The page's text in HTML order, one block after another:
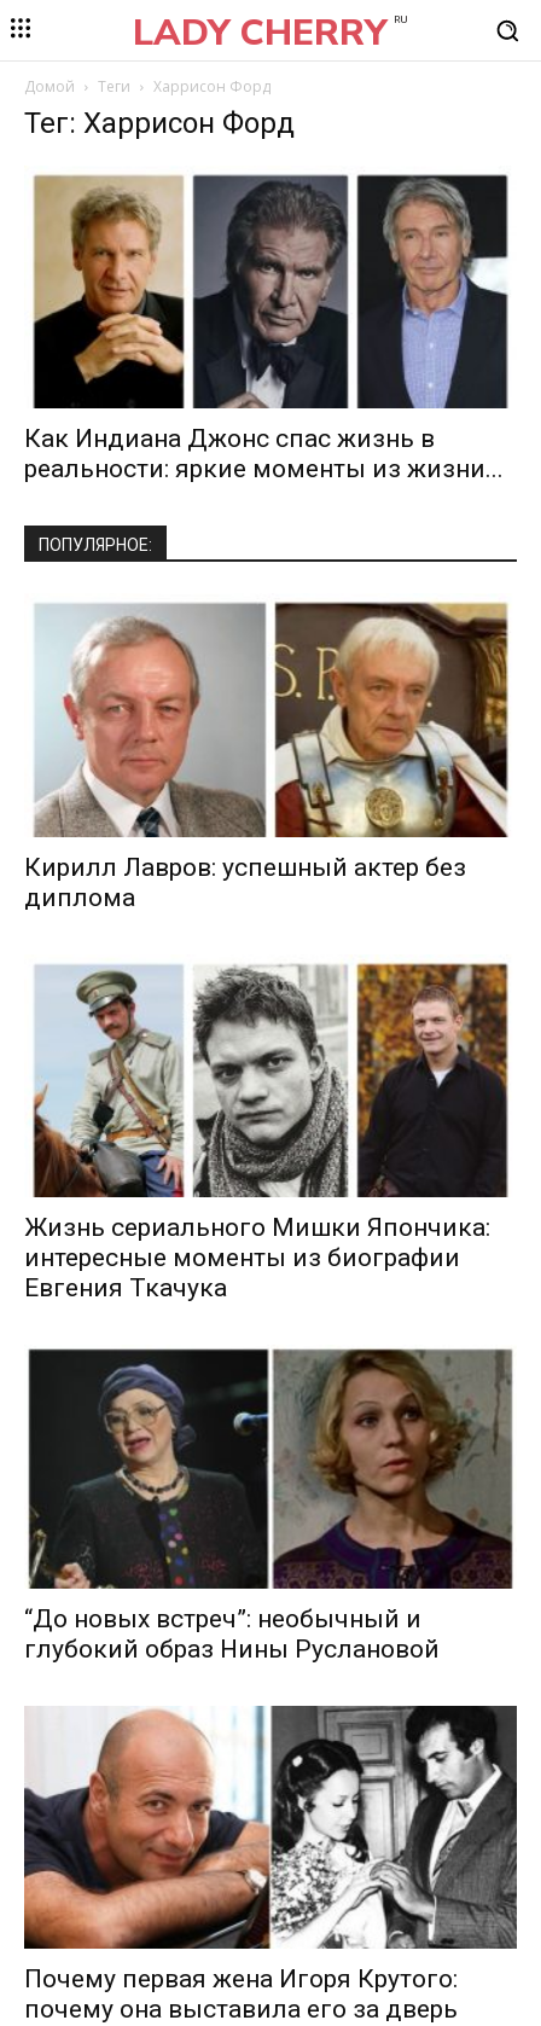
LADY CHERRY RU
Домой Теги Харрисон Форд
Тег: Харрисон Форд
Как Индиана Джонс спас жизнь в
реальности: яркие моменты из жизни...
ПОПУЛЯРНОЕ:
Кирилл Лавров: успешный актер без
диплома
Жизнь сериального Мишки Япончика:
интересные моменты из биографии
Евгения Ткачука
“До новых встреч”: необычный и
глубокий образ Нины Руслановой
Почему первая жена Игоря Крутого:
почему она выставила его за дверь